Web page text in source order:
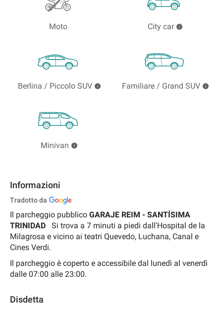
Moto City car
Berlina / Piccolo SUV Familiare / Grand SUV
Minivan
Informazioni
Tradotto da
Il parcheggio pubblico GARAJE REIM - SANTÍSIMA
TRINIDAD
Si trova a 7 minuti a piedi dall'Hospital de la
Milagrosa e vicino ai teatri Quevedo, Luchana, Canal e
Cines Verdi.
Il parcheggio è coperto e accessibile dal lunedì al venerdì
dalle 07:00 alle 23:00.
Disdetta